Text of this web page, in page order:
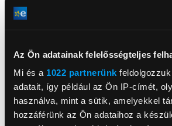
Az Ön adatainak felelősségteljes
Mi és a 1022 partnerünk
adatait, így például az Ön IP-címét,
használva, mint a sütik, amelyekkel
hozzáférünk az Ön adataihoz a
Mélység
3,16 cm
Szélesség
8,6 cm
Szín
Piros
Bluetooth
Igen